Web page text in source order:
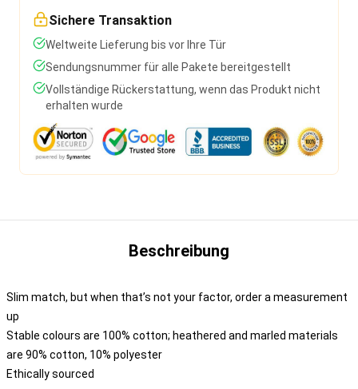
Sichere Transaktion
Weltweite Lieferung bis vor Ihre Tür
Sendungsnummer für alle Pakete bereitgestellt
Vollständige Rückerstattung, wenn das Produkt nicht
erhalten wurde
Beschreibung
Slim match, but when that’s not your factor, order a measurement
up
Stable colours are 100% cotton; heathered and marled materials
are 90% cotton, 10% polyester
Ethically sourced